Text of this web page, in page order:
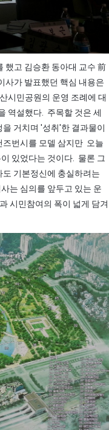
했고 김승환 동아대 교수 前
사가 발표했던 핵심 내용은
시민공원의 운영 조례에 대
역설했다. 주목할 것은 세
거치며 '성취'한 결과물이
번시를 모델 삼지만 오늘
있었다는 것이다. 물론 그
기본정신에 충실하려는
는 심의를 앞두고 있는 운
시민참여의 폭이 넓게 담겨